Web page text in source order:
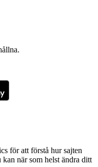
för att förstå hur sajten
när som helst ändra ditt